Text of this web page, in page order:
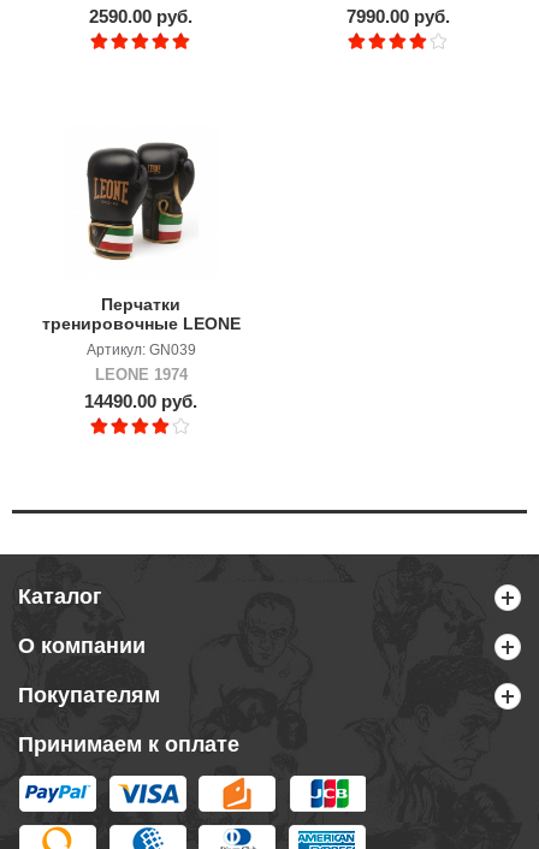
2590.00 руб. 7990.00 руб.
Перчатки
тренировочные LEONE
Guanti Boxe Italy
Артикул: GN039
LEONE 1974
14490.00 руб.
Каталог
О компании
Покупателям
Принимаем к оплате